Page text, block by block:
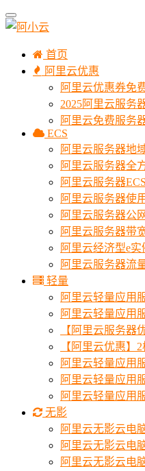
首页
阿里云优惠
阿里云优惠券免
2025阿里云服务
阿里云免费服务
ECS
阿里云服务器地
阿里云服务器全
阿里云服务器
阿里云服务器使
阿里云服务器公
阿里云服务器带
阿里云经济型e
阿里云服务器流
轻量
阿里云轻量应用
阿里云轻量应用
【阿里云服务器
【阿里云优惠】
阿里云轻量应用
阿里云轻量应用
阿里云轻量应用
无影
阿里云无影云电
阿里云无影云电
阿里云无影云电